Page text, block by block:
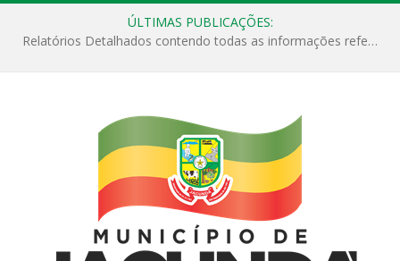
ÚLTIMAS PUBLICAÇÕES:
ESF Alto Paraíso é reinaugurada e passa a funcionar em horário estendido